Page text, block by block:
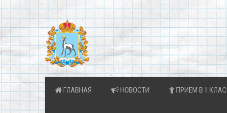
ГЛАВНАЯ НОВОСТИ ПРИЕМ В 1